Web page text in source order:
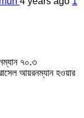
৭০.৩
আয়রনম্যান হওয়ার